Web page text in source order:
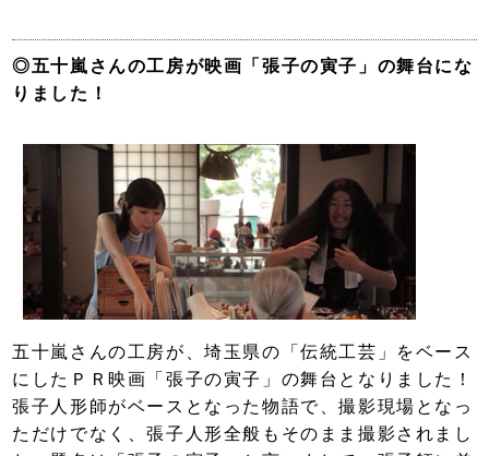
◎五十嵐さんの工房が映画「張子の寅子」の舞台にな
りました！
五十嵐さんの工房が、埼玉県の「伝統工芸」をベース
にしたＰＲ映画「張子の寅子」の舞台となりました！
張子人形師がベースとなった物語で、撮影現場となっ
ただけでなく、張子人形全般もそのまま撮影されまし